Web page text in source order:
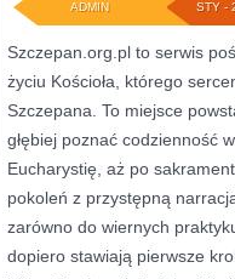
STY -
ADMIN
Szczepan.org.pl to serwis
życiu Kościoła, którego
Szczepana. To miejsce
głębiej poznać codzienność
Eucharystię, aż po
pokoleń z przystępną
zarówno do wiernych
dopiero stawiają pierwsze